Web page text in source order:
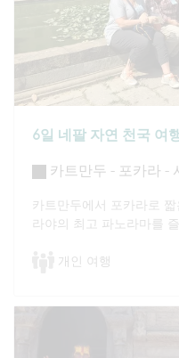
6일 네팔 자연 천국 여
카트만두 - 포카라 -
카트만두에서 포카라로
라야의 최고 파노라마를
개인 여행